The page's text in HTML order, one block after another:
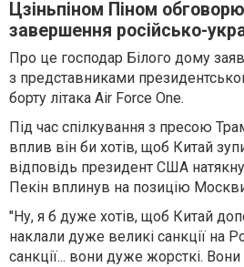
Цзіньпіном Піном
завершення російсько-
Про це господар Білого дому
з представниками
борту літака Air Force One.
Під час спілкування з пресою
вплив він би хотів, щоб Китай
відповідь президент США
Пекін вплинув на позицію
"Ну, я б дуже хотів, щоб Китай
наклали дуже великі санкції на
санкції... вони дуже жорсткі.